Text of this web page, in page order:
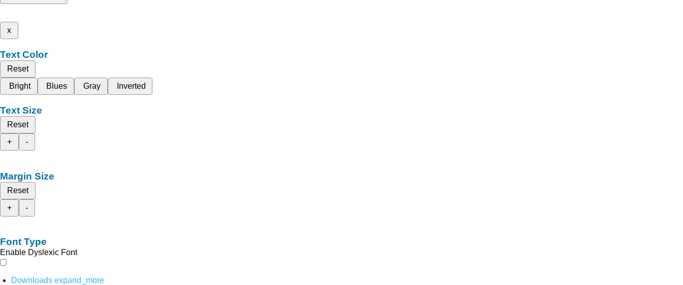
x
Text Color
Reset
Bright
Blues Gray Inverted
Text Size
Reset
+
-
Margin Size
Reset
+
-
Font Type
Enable Dyslexic Font
Downloads expand_more